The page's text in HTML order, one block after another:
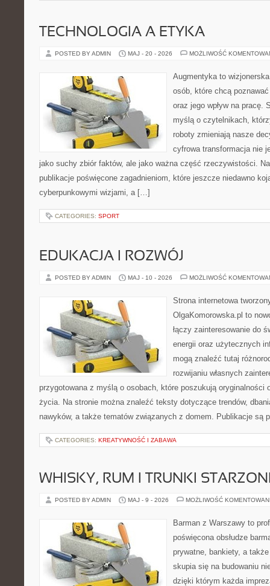
TECHNOLOGIA A ETYKA
POSTED BY ADMIN MAJ - 20 - 2026 MOŻLIWOŚĆ
Augmentyka to
osób, które chcą
oraz jego wpływ na pracę.
myślą o czytelnikach,
roboty zmieniają nasze
cyfrowa transformacja nie
jako suchy zbiór faktów, ale jako ważna część rzeczywistości.
publikacje poświęcone zagadnieniom, które jeszcze niedawno
cyberpunkowymi wizjami, a […]
CATEGORIES: SPORT
EDUKACJA I ROZWÓJ
POSTED BY ADMIN MAJ - 10 - 2026 MOŻLIWOŚĆ
Strona internetowa
OlgaKomorowska.pl to
łączy zainteresowanie do
energii oraz użytecznych
mogą znaleźć tutaj
rozwijaniu własnych
przygotowana z myślą o osobach, które poszukują oryginalności
życia. Na stronie można znaleźć teksty dotyczące trendów,
nawyków, a także tematów związanych z domem. Publikacje są
CATEGORIES: KREATYWNOŚĆ I ZABAWA
WHISKY, RUM I TRUNKI
POSTED BY ADMIN MAJ - 9 - 2026 MOŻLIWOŚĆ
Barman z Warszawy to
poświęcona obsłudze
prywatne, bankiety, a
skupia się na budowaniu
dzięki którym każda